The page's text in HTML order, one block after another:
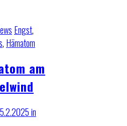
Engst,
, Hämatom
am